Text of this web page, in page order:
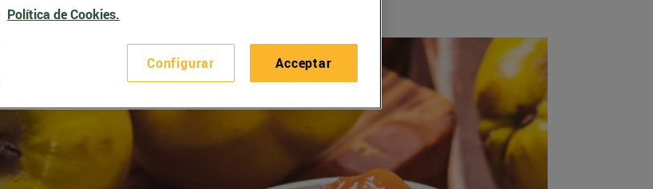
Política de Cookies.
Configurar Acceptar